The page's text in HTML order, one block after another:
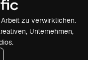
zu verwirklichen.
Unternehmen,